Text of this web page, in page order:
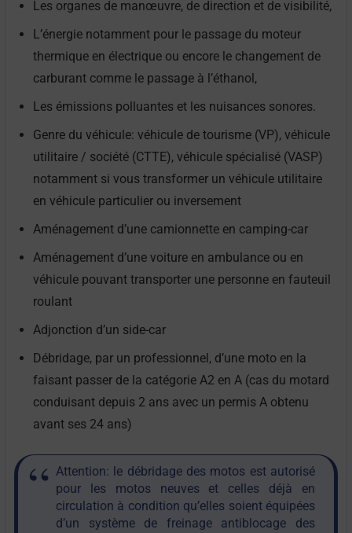
Les organes de manœuvre, de direction et de visibilité,
L’énergie notamment pour le passage du moteur
thermique en électrique ou encore le changement de
carburant comme le passage à l’éthanol,
Les émissions polluantes et les nuisances sonores.
Genre du véhicule: véhicule de tourisme (VP), véhicule
utilitaire / société (CTTE), véhicule spécialisé (VASP)
notamment si vous transformer un véhicule utilitaire
en véhicule particulier ou inversement
Aménagement d’une camionnette en camping-car
Aménagement d’une voiture en ambulance ou en
véhicule pouvant transporter une personne en fauteuil
roulant
Adjonction d’un side-car
Débridage, par un professionnel, d’une moto en la
faisant passer de la catégorie A2 en A (cas du motard
conduisant depuis 2 ans avec un permis A obtenu
avant ses 24 ans)
Attention: le débridage des motos est autorisé
pour les motos neuves et celles déjà en
circulation à condition qu’elles soient équipées
d’un système de freinage antiblocage des